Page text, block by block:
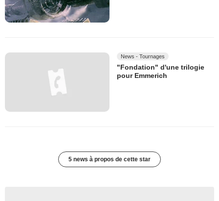
News - Tournages
"Fondation" d'une trilogie
pour Emmerich
5 news à propos de cette star